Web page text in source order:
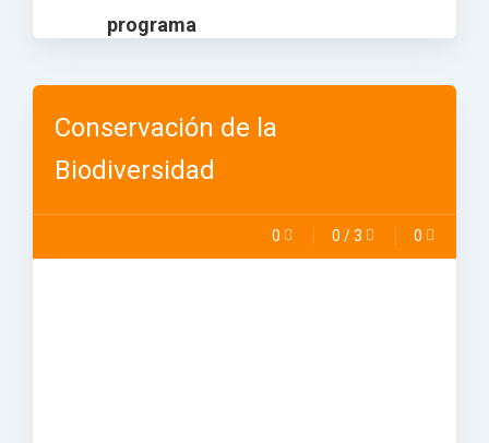
programa
Conservación de la
Biodiversidad
0 0 /3 0